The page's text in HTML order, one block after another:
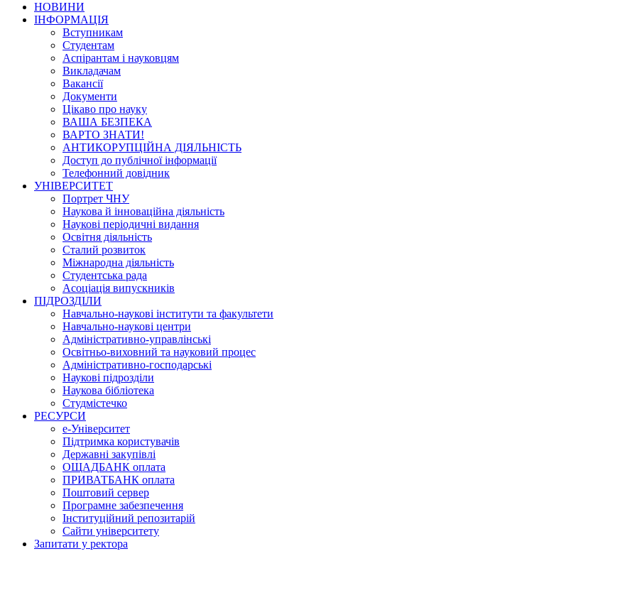
НОВИНИ
ІНФОРМАЦІЯ
Вступникам
Студентам
Аспірантам і науковцям
Викладачам
Вакансії
Документи
Цікаво про науку
ВАША БЕЗПЕКА
ВАРТО ЗНАТИ!
АНТИКОРУПЦІЙНА ДІЯЛЬНІСТЬ
Доступ до публічної інформації
Телефонний довідник
УНІВЕРСИТЕТ
Портрет ЧНУ
Наукова й інноваційна діяльність
Наукові періодичні видання
Освітня діяльність
Сталий розвиток
Міжнародна діяльність
Студентська рада
Асоціація випускників
ПІДРОЗДІЛИ
Навчально-наукові інститути та факультети
Навчально-наукові центри
Адміністративно-управлінські
Освітньо-виховний та науковий процес
Адміністративно-господарські
Наукові підрозділи
Наукова бібліотека
Студмістечко
РЕСУРСИ
е-Університет
Підтримка користувачів
Державні закупівлі
ОЩАДБАНК оплата
ПРИВАТБАНК оплата
Поштовий сервер
Програмне забезпечення
Інституційний репозитарій
Сайти університету
Запитати у ректора